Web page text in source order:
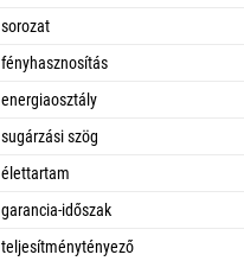
sorozat
fényhasznosítás
energiaosztály
sugárzási szög
élettartam
garancia-időszak
teljesítménytényező